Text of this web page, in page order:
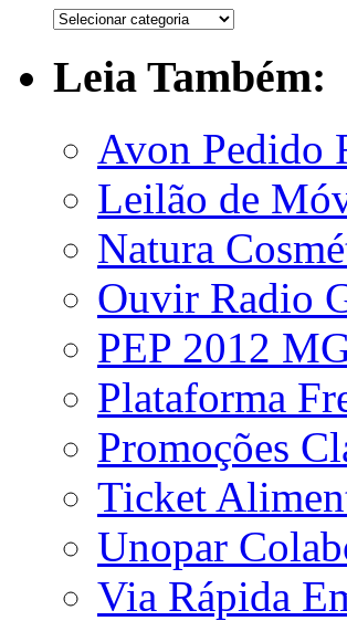
Leia Também:
Avon Pedido
Leilão de
Natura
Ouvir Radio
PEP 2012
Plataforma
Promoções
Ticket
Unopar
Via Rápida